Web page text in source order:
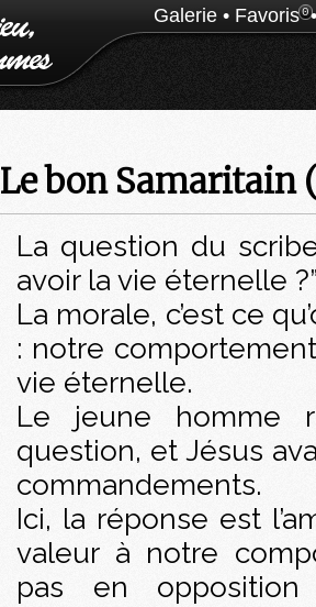
Galerie • Favoris0
Le bon Samaritain
La question du
avoir la vie éternelle
La morale, c’est ce
: notre
vie éternelle.
Le jeune homme
question, et Jésus
commandements.
Ici, la réponse est
valeur à notre
pas en